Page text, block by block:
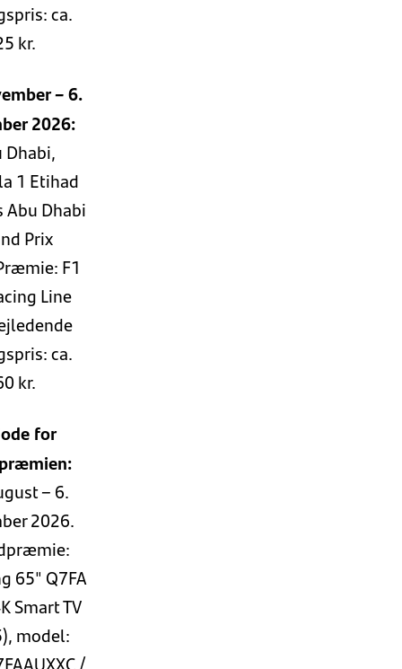
ca.
kr.
– 6.
2026:
Dhabi,
1 Etihad
Abu Dhabi
Prix
F1
Line
ca.
kr.
for
– 6.
2026.
65" Q7FA
Smart TV
model:
/